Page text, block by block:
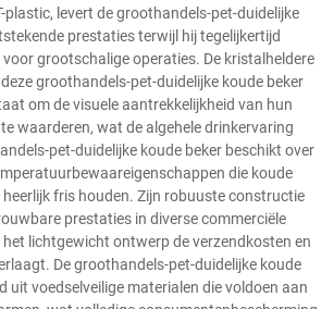
plastic, levert de groothandels-pet-duidelijke
prestaties terwijl hij tegelijkertijd
grootschalige operaties. De kristalheldere
groothandels-pet-duidelijke koude beker
om de visuele aantrekkelijkheid van hun
waarderen, wat de algehele drinkervaring
pet-duidelijke koude beker beschikt over
die koude
fris houden. Zijn robuuste constructie
prestaties in diverse commerciële
lichtgewicht ontwerp de verzendkosten en
De groothandels-pet-duidelijke koude
uit voedselveilige materialen die voldoen aan